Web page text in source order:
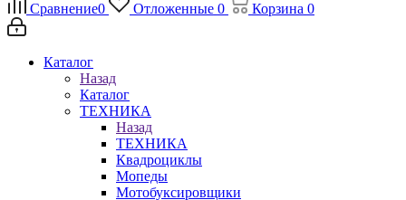
Сравнение0 Отложенные 0 Корзина 0
Каталог
Назад
Каталог
ТЕХНИКА
Назад
ТЕХНИКА
Квадроциклы
Мопеды
Мотобуксировщики